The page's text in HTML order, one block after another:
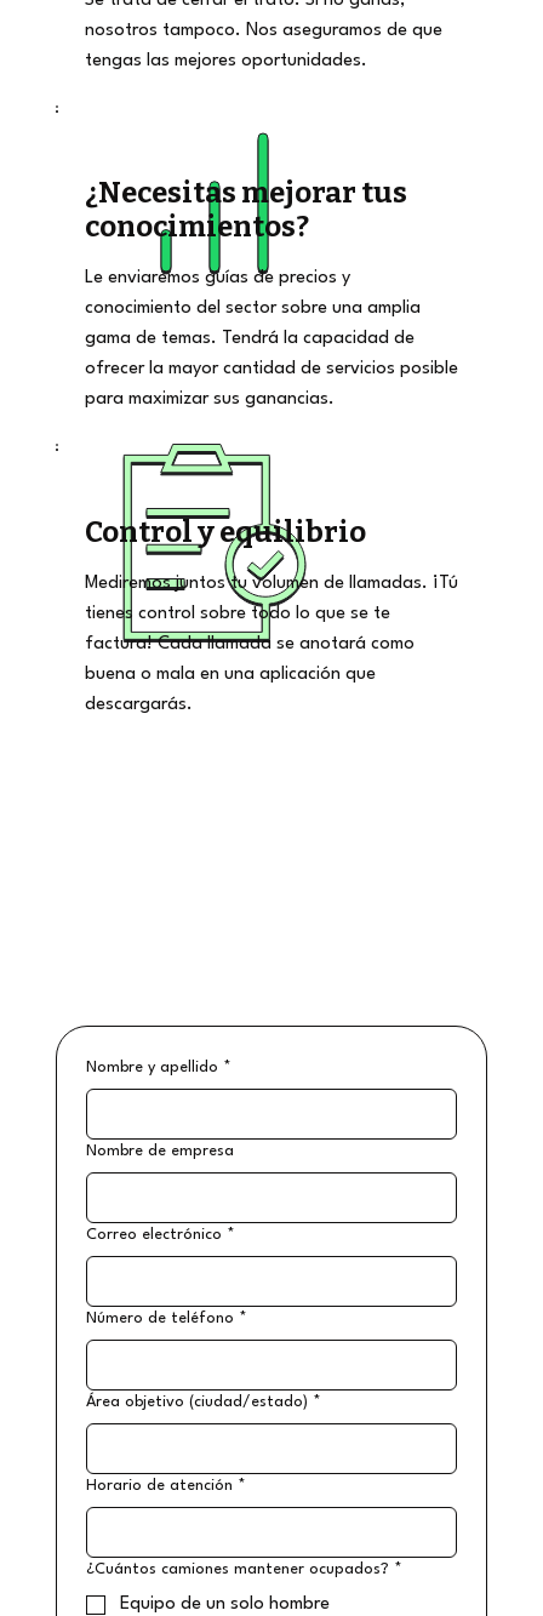
nosotros tampoco. Nos aseguramos de que
tengas las mejores oportunidades.
¿Necesitas mejorar tus
conocimientos?
Le enviaremos guías de precios y
conocimiento del sector sobre una amplia
gama de temas. Tendrá la capacidad de
ofrecer la mayor cantidad de servicios posible
para maximizar sus ganancias.
Control y equilibrio
Mediremos juntos tu volumen de llamadas. ¡Tú
tienes control sobre todo lo que se te
factura! Cada llamada se anotará como
buena o mala en una aplicación que
descargarás.
Nombre y apellido *
Nombre de empresa
Correo electrónico *
Número de teléfono *
Área objetivo (ciudad/estado) *
Horario de atención *
¿Cuántos camiones mantener ocupados? *
Equipo de un solo hombre